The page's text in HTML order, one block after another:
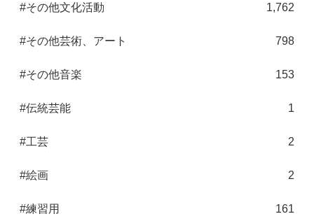
#その他文化活動 1,762
#その他芸術、アート 798
#その他音楽 153
#伝統芸能 1
#工芸 2
#絵画 2
#練習用 161